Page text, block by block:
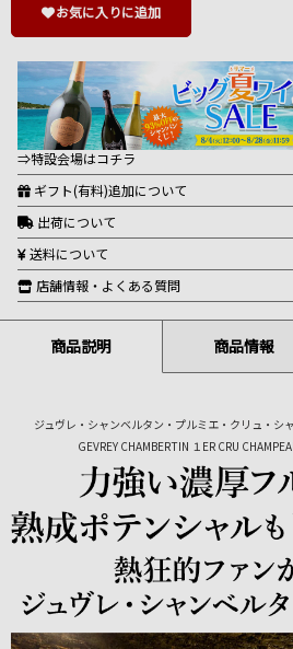
お気に入りに追加
⇒特設会場はコチラ
ギフト(有料)追加について
出荷について
送料について
店舗情報・よくある質問
商品説明 商品情報
ジュヴレ・シャンベルタン・プルミエ・クリュ・シ
GEVREY CHAMBERTIN １ER CRU